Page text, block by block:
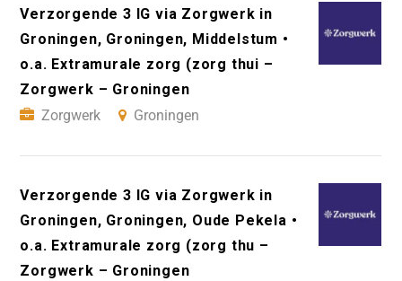
Verzorgende 3 IG via Zorgwerk in
Groningen, Groningen, Middelstum •
o.a. Extramurale zorg (zorg thui –
Zorgwerk – Groningen
Zorgwerk
Groningen
Verzorgende 3 IG via Zorgwerk in
Groningen, Groningen, Oude Pekela •
o.a. Extramurale zorg (zorg thu –
Zorgwerk – Groningen